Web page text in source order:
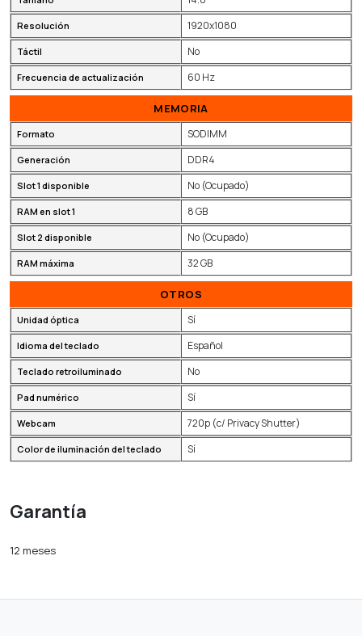
Resolución 1920x1080
Táctil No
Frecuencia de actualización 60 Hz
MEMORIA
Formato SODIMM
Generación DDR4
Slot 1 disponible No (Ocupado)
RAM en slot 1 8 GB
Slot 2 disponible No (Ocupado)
RAM máxima 32 GB
OTROS
Unidad óptica Sí
Idioma del teclado Español
Teclado retroiluminado No
Pad numérico Sí
Webcam 720p (c/ Privacy Shutter)
Color de iluminación del teclado Sí
Garantía
12 meses